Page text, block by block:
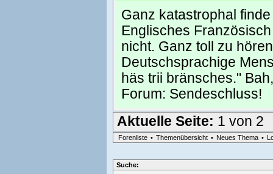
Ganz katastrophal
Englisches
nicht. Ganz toll zu
Deutschsprachige
häs trii bränsches."
Forum: Sendeschluss!
Aktuelle Seite: 1 von 2
Forenliste • Themenübersicht • Neues Thema •
Suche: